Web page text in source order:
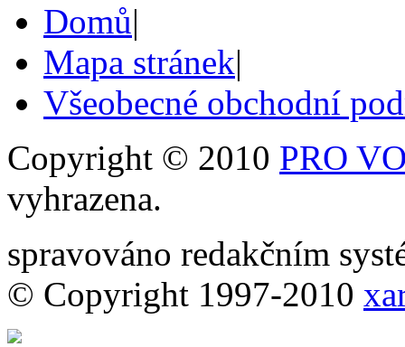
Domů|
Mapa stránek|
Všeobecné obchodní
Copyright © 2010 PRO
vyhrazena.
spravováno redakčním
© Copyright 1997-2010